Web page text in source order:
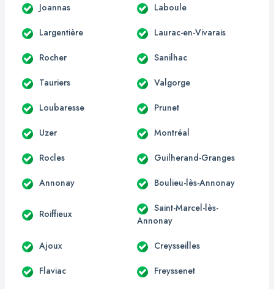
Joannas Laboule
Largentière Laurac-en-Vivarais
Rocher Sanilhac
Tauriers Valgorge
Loubaresse Prunet
Uzer Montréal
Rocles Guilherand-Granges
Annonay Boulieu-lès-Annonay
Roiffieux
Saint-Marcel-lès-
Annonay
Ajoux Creysseilles
Flaviac Freyssenet